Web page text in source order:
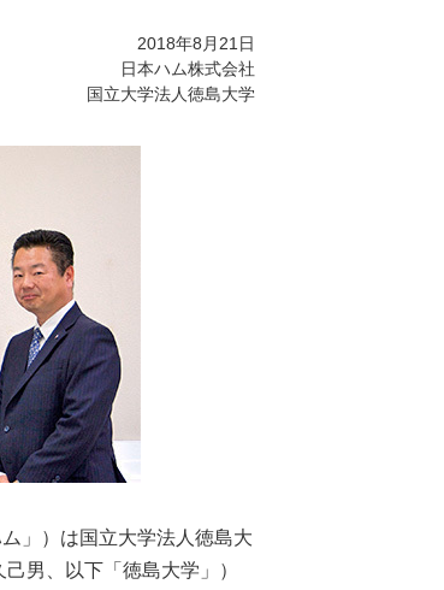
2018年8月21日
日本ハム株式会社
国立大学法人徳島大学
」）は国立大学法人徳島大
男、以下「徳島大学」）